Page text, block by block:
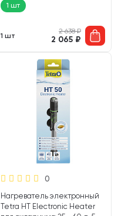
1 шт
1 шт
2 638₽
2 065 ₽
0
Нагреватель электронный
Tetra HT Electronic Heater